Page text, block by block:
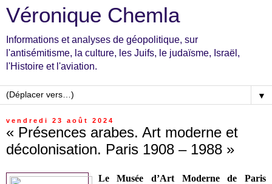
Véronique Chemla
Informations et analyses de géopolitique, sur
l'antisémitisme, la culture, les Juifs, le judaïsme, Israël,
l'Histoire et l'aviation.
▼
vendredi 23 août 2024
« Présences arabes. Art moderne et
décolonisation. Paris 1908 – 1988 »
Le Musée d’Art Moderne de Paris